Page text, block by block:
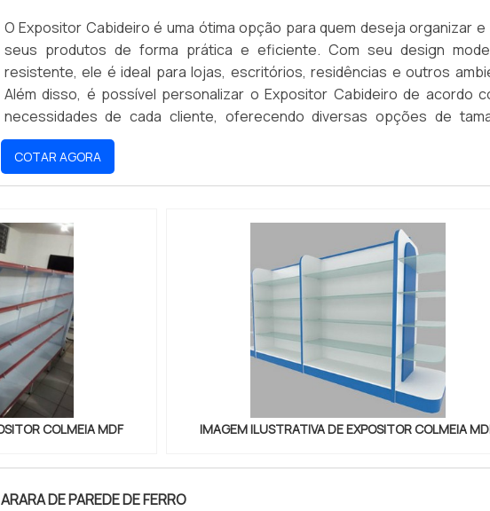
O Expositor Cabideiro é uma ótima opção para quem deseja organizar
seus produtos de forma prática e eficiente. Com seu design
resistente, ele é ideal para lojas, escritórios, residências e outros
Além disso, é possível personalizar o Expositor Cabideiro de acordo
necessidades de cada cliente, oferecendo diversas opções de
cores e materiais. Seu uso é simples e intuitivo, permitindo que os
sejam expostos de forma organizada e atraente.
COTAR AGORA
COLMEIA MDF IMAGEM ILUSTRATIVA DE EXPOSITOR COLMEIA
ARARA DE PAREDE DE FERRO